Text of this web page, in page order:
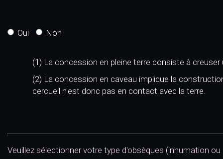
Oui Non
(1) La concession en pleine terre consiste à
(2) La concession en caveau implique la
cercueil n'est donc pas en contact avec la terre.
Veuillez sélectionner votre type d'obsèques (inhumation